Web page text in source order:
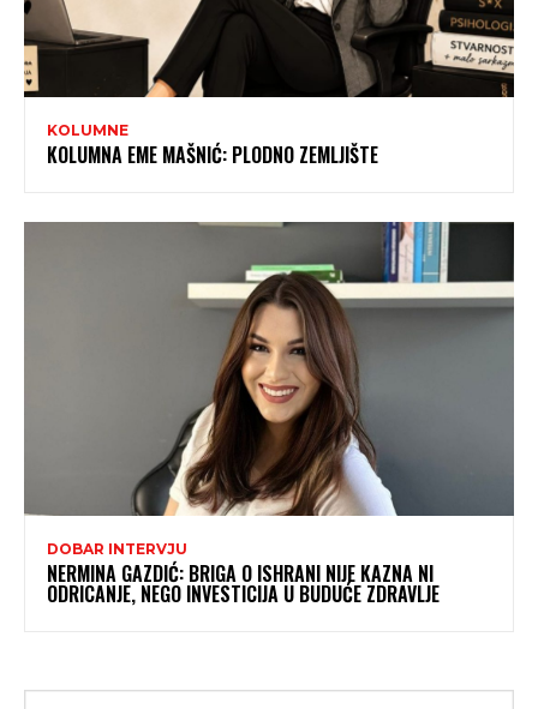
KOLUMNE
KOLUMNA EME MAŠNIĆ: PLODNO ZEMLJIŠTE
DOBAR INTERVJU
NERMINA GAZDIĆ: BRIGA O ISHRANI NIJE KAZNA NI
ODRICANJE, NEGO INVESTICIJA U BUDUĆE ZDRAVLJE